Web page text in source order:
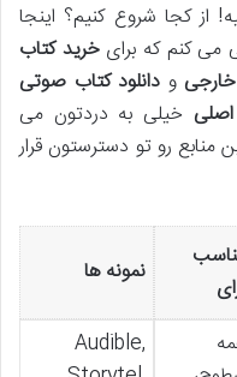
از کجا شروع کنیم؟ اینجا
می کنم که برایخرید کتاب
و دانلود کتاب صوتی
خیلی به دردتون می
منابع رو تو دسترستون قرار
نمونه ها
Audible,